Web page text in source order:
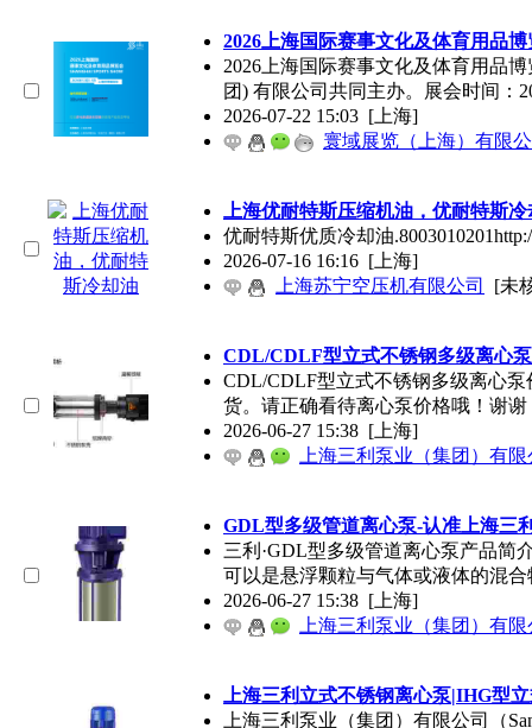
2026 上海国际赛事文化及体育用品博
2026 上海国际赛事文化及体育用品博
团) 有限公司共同主办。展会时间：
2026-07-22 15:03 [上海]
寰域展览（上海）有限
上海优耐特斯压缩机油，优耐特斯冷
优耐特斯优质冷却油
2026-07-16 16:16 [上海]
上海苏宁空压机有限公司
[未
CDL/CDLF型立式不锈钢多级离心
CDL/CDLF型立式不锈钢多级离心泵
货。请正确看待离心泵价格哦！谢谢
2026-06-27 15:38 [上海]
上海三利泵业（集团）有
GDL型多级管道离心泵-认准 上海三
三利·GDL型多级管道离心泵产品简
可以是悬浮颗粒与气体或液体的混合
2026-06-27 15:38 [上海]
上海三利泵业（集团）有
上海三利立式不锈钢离心泵|IHG型
上海三利泵业（集团）有限公司（